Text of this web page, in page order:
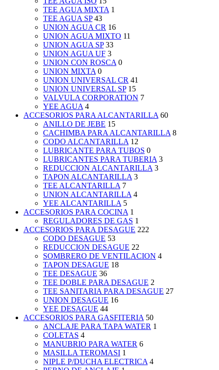
TEE AGUA MIXTA 1
TEE AGUA SP 43
UNION AGUA CR 16
UNION AGUA MIXTO 11
UNION AGUA SP 33
UNION AGUA UF 3
UNION CON ROSCA 0
UNION MIXTA 0
UNION UNIVERSAL CR 41
UNION UNIVERSAL SP 15
VALVULA CORPORATION 7
YEE AGUA 4
ACCESORIOS PARA ALCANTARILLA 60
ANILLO DE JEBE 15
CACHIMBA PARA ALCANTARILLA 8
CODO ALCANTARILLA 12
LUBRICANTE PARA TUBOS 0
LUBRICANTES PARA TUBERIA 3
REDUCCION ALCANTARILLA 3
TAPON ALCANTARILLA 3
TEE ALCANTARILLA 7
UNION ALCANTARILLA 4
YEE ALCANTARILLA 5
ACCESORIOS PARA COCINA 1
REGULADORES DE GAS 1
ACCESORIOS PARA DESAGUE 222
CODO DESAGUE 53
REDUCCION DESAGUE 22
SOMBRERO DE VENTILACION 4
TAPON DESAGUE 18
TEE DESAGUE 36
TEE DOBLE PARA DESAGUE 2
TEE SANITARIA PARA DESAGUE 27
UNION DESAGUE 16
YEE DESAGUE 44
ACCESORIOS PARA GASFITERIA 50
ANCLAJE PARA TAPA WATER 1
COLETAS 4
MANUBRIO PARA WATER 6
MASILLA TEROMASI 1
NIPLE P/DUCHA ELECTRICA 4